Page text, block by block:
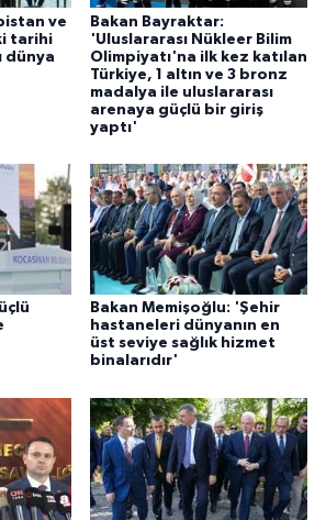
ve
tarihi
dünya
Bakan Bayraktar:
'Uluslararası Nükleer Bilim
Olimpiyatı'na ilk kez katılan
Türkiye, 1 altın ve 3 bronz
madalya ile uluslararası
arenaya güçlü bir giriş
yaptı'
Bakan Memişoğlu: 'Şehir
hastaneleri dünyanın en
üst seviye sağlık hizmet
binalarıdır'